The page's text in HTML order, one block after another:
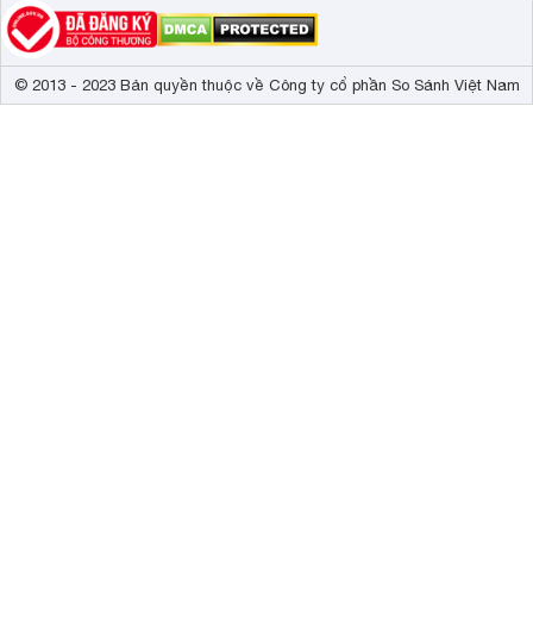
© 2013 - 2023 Bản quyền thuộc về Công ty cổ phần So Sánh Việt Nam